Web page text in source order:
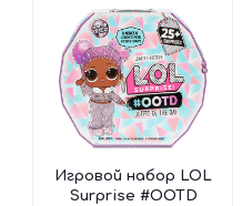
Игровой набор LOL
Surprise #OOTD